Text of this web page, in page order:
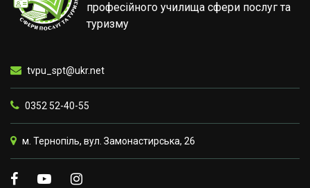
професійного училища сфери послуг та
туризму
tvpu_spt@ukr.net
0352 52-40-55
м. Тернопіль, вул. Замонастирська, 26